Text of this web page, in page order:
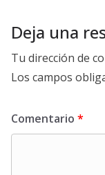
Deja una
Tu dirección de
Los campos
Comentario *